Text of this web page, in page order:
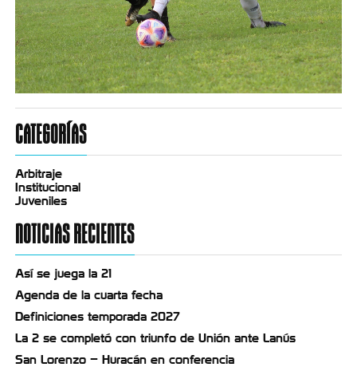
CATEGORÍAS
Arbitraje
Institucional
Juveniles
NOTICIAS RECIENTES
Así se juega la 21
Agenda de la cuarta fecha
Definiciones temporada 2027
La 2 se completó con triunfo de Unión ante Lanús
San Lorenzo – Huracán en conferencia